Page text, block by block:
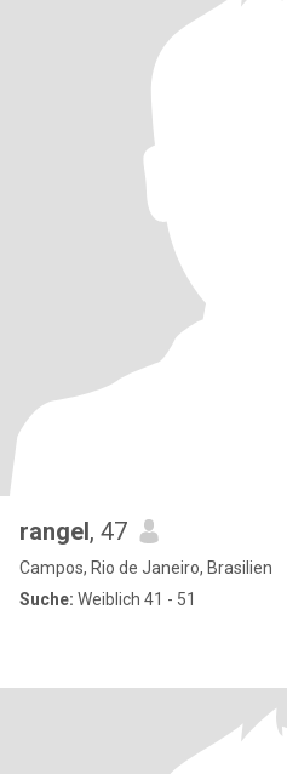
rangel, 47
Campos, Rio de Janeiro, Brasilien
Suche: Weiblich 41 - 51